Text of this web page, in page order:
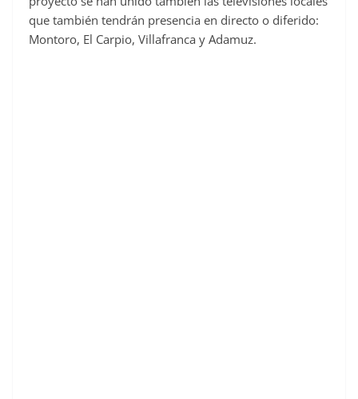
que también tendrán presencia en directo o diferido:
Montoro, El Carpio, Villafranca y Adamuz.